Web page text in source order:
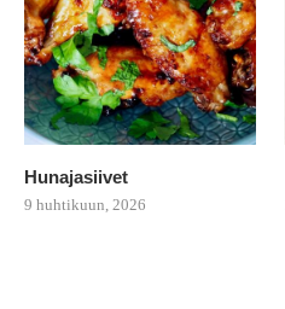
Hunajasiivet
9 huhtikuun, 2026